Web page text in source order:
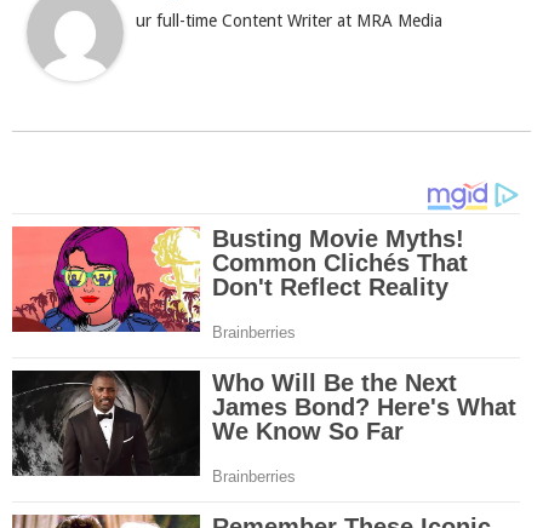
ur full-time Content Writer at MRA Media